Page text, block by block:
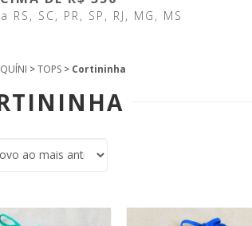
SC, PR, SP, RJ, MG, MS
>TOPS > Cortininha